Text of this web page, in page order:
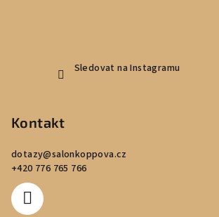
Sledovat na Instagramu
Kontakt
dotazy@salonkoppova.cz
+420 776 765 766